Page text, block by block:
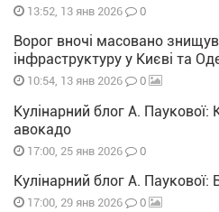
13:52, 13 янв 2026 0
Ворог вночі масовано
інфраструктуру у Києві та
10:54, 13 янв 2026 0
Кулінарний блог А. Паукової:
авокадо
17:00, 25 янв 2026 0
Кулінарний блог А.
17:00, 29 янв 2026 0